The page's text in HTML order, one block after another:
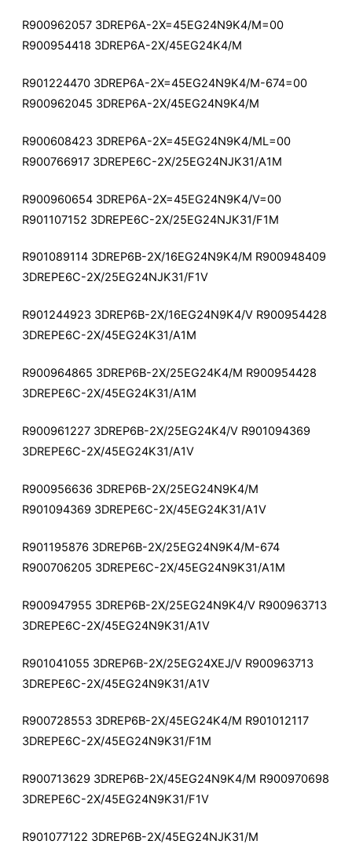
R900962057 3DREP6A-2X=45EG24N9K4/M=00
R900954418 3DREP6A-2X/45EG24K4/M
R901224470 3DREP6A-2X=45EG24N9K4/M-674=00
R900962045 3DREP6A-2X/45EG24N9K4/M
R900608423 3DREP6A-2X=45EG24N9K4/ML=00
R900766917 3DREPE6C-2X/25EG24NJK31/A1M
R900960654 3DREP6A-2X=45EG24N9K4/V=00
R901107152 3DREPE6C-2X/25EG24NJK31/F1M
R901089114 3DREP6B-2X/16EG24N9K4/M R900948409
3DREPE6C-2X/25EG24NJK31/F1V
R901244923 3DREP6B-2X/16EG24N9K4/V R900954428
3DREPE6C-2X/45EG24K31/A1M
R900964865 3DREP6B-2X/25EG24K4/M R900954428
3DREPE6C-2X/45EG24K31/A1M
R900961227 3DREP6B-2X/25EG24K4/V R901094369
3DREPE6C-2X/45EG24K31/A1V
R900956636 3DREP6B-2X/25EG24N9K4/M
R901094369 3DREPE6C-2X/45EG24K31/A1V
R901195876 3DREP6B-2X/25EG24N9K4/M-674
R900706205 3DREPE6C-2X/45EG24N9K31/A1M
R900947955 3DREP6B-2X/25EG24N9K4/V R900963713
3DREPE6C-2X/45EG24N9K31/A1V
R901041055 3DREP6B-2X/25EG24XEJ/V R900963713
3DREPE6C-2X/45EG24N9K31/A1V
R900728553 3DREP6B-2X/45EG24K4/M R901012117
3DREPE6C-2X/45EG24N9K31/F1M
R900713629 3DREP6B-2X/45EG24N9K4/M R900970698
3DREPE6C-2X/45EG24N9K31/F1V
R901077122 3DREP6B-2X/45EG24NJK31/M